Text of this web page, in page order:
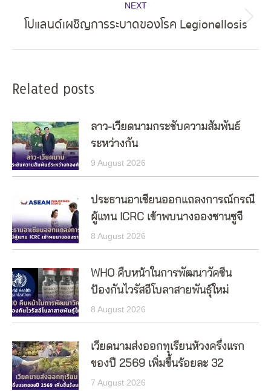
NEXT
Next
โปแลนด์เผชิญการระบาดของโรค Legionellosis
Related posts
ลาว-เวียดนามกระชับความสัมพันธ์
ระหว่างกัน
9 August 2026
ประธานอาเซียนออกแถลงการณ์กรณี
ผู้แทน ICRC เข้าพบนางอองซานซูจี
8 August 2026
WHO คืบหน้าในการพัฒนาวัคซีน
ป้องกันไวรัสอีโบลาสายพันธุ์ใหม่
8 August 2026
เวียดนามส่งออกทุเรียนห้วงครึ่งแรก
ของปี 2569 เพิ่มขึ้นร้อยละ 32
7 August 2026